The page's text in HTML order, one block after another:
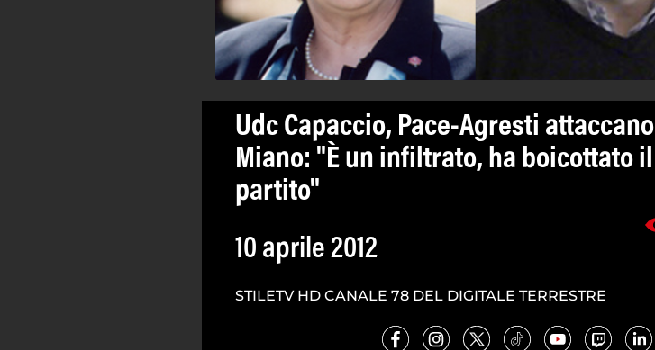
Udc Capaccio, Pace-Agresti attaccano
Miano: "È un infiltrato, ha boicottato il
partito"
10 aprile 2012
STILETV HD CANALE 78 DEL DIGITALE TERRESTRE